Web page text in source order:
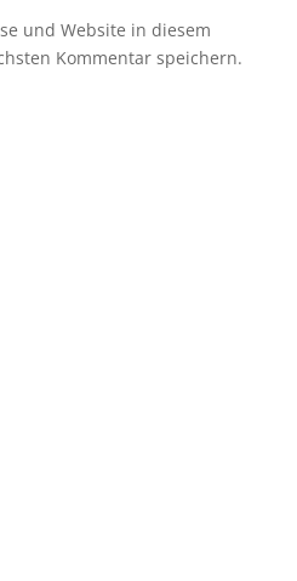
und Website in diesem
Kommentar speichern.